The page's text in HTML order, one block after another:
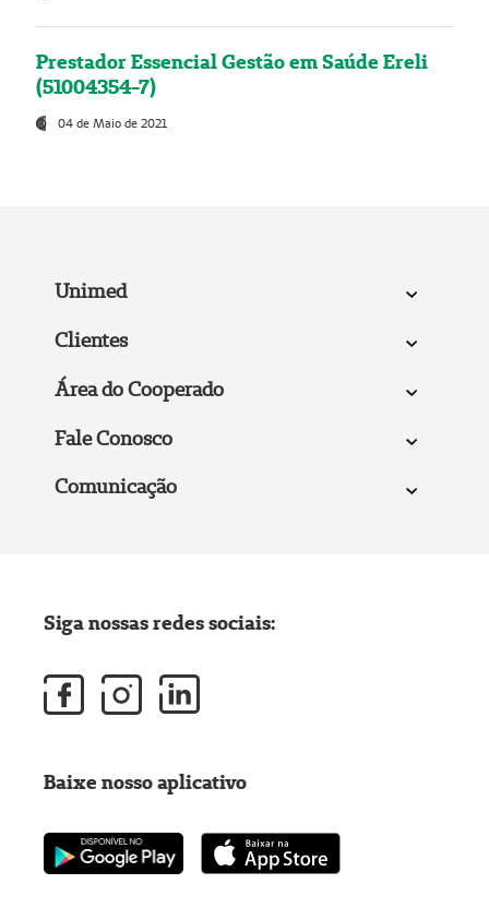
Prestador Essencial Gestão em Saúde Ereli
(51004354-7)
04 de Maio de 2021
Unimed
Clientes
Área do Cooperado
Fale Conosco
Comunicação
Siga nossas redes sociais:
Baixe nosso aplicativo